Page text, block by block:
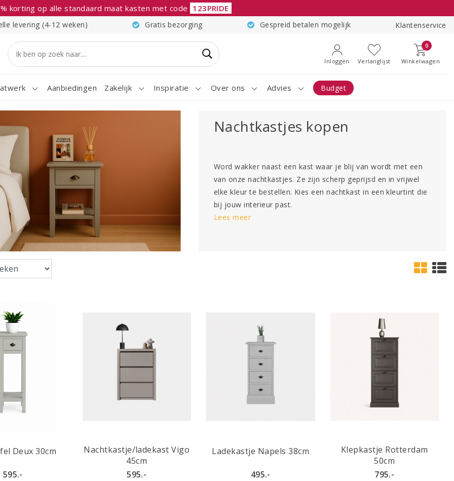
korting op alle standaard maat kasten met code 123PRIDE
levering (4-12 weken) Gratis bezorging Gespreid betalen mogelijk Klantenservice
Inloggen Verlanglijst
0
Winkelwagen
Aanbiedingen Zakelijk Inspiratie Over ons Advies
Budget
Nachtkastjes kopen
Word wakker naast een kast waar je blij van wordt met een
van onze nachtkastjes. Ze zijn scherp geprijsd en in vrijwel
elke kleur te bestellen. Kies een nachtkast in een kleurtint die
bij jouw interieur past.
Lees meer
Deux 30cm
595.-
Nachtkastje/ladekast Vigo
45cm
595.-
Ladekastje Napels 38cm
495.-
Klepkastje Rotterdam
50cm
795.-